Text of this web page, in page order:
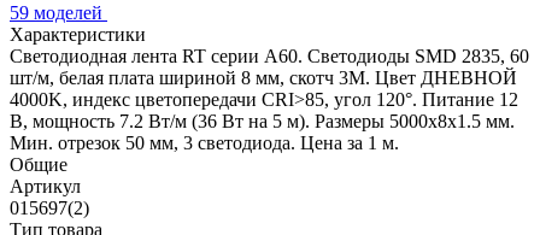
59 моделей
Характеристики
Светодиодная лента RT серии A60. Светодиоды SMD 2835, 60
шт/м, белая плата шириной 8 мм, скотч 3M. Цвет ДНЕВНОЙ
4000K, индекс цветопередачи CRI>85, угол 120°. Питание 12
В, мощность 7.2 Вт/м (36 Вт на 5 м). Размеры 5000x8x1.5 мм.
Мин. отрезок 50 мм, 3 светодиода. Цена за 1 м.
Общие
Артикул
015697(2)
Тип товара